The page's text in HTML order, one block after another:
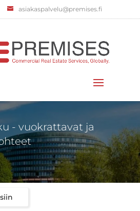
asiakaspalvelu@premises.fi
- vuokrattavat ja